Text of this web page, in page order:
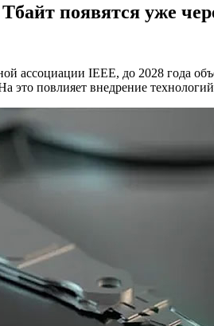
появятся уже
ассоциации IEEE, до 2028 года
это повлияет внедрение